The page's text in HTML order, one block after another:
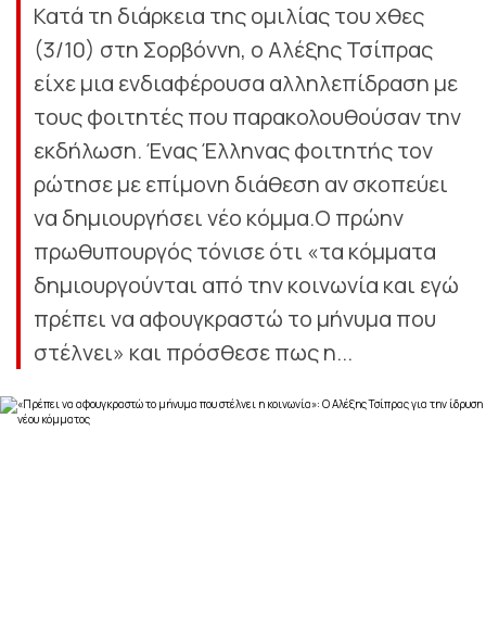
Κατά τη διάρκεια της ομιλίας του χθες
(3/10) στη Σορβόννη, ο Αλέξης Τσίπρας
είχε μια ενδιαφέρουσα αλληλεπίδραση με
τους φοιτητές που παρακολουθούσαν την
εκδήλωση. Ένας Έλληνας φοιτητής τον
ρώτησε με επίμονη διάθεση αν σκοπεύει
να δημιουργήσει νέο κόμμα.Ο πρώην
πρωθυπουργός τόνισε ότι «τα κόμματα
δημιουργούνται από την κοινωνία και εγώ
πρέπει να αφουγκραστώ το μήνυμα που
στέλνει» και πρόσθεσε πως η...